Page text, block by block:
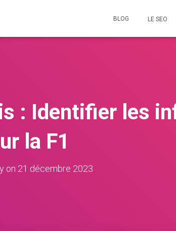
BLOG LE SEO
: Identifier les
la F1
on 21 décembre 2023